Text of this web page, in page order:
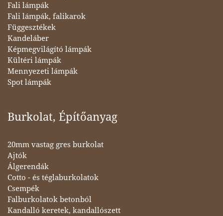
Fali lámpák
Fali lámpák, falikarok
Függesztékek
Kandeláber
Képmegvilágító lámpák
Kültéri lámpák
Mennyezeti lámpák
Spot lámpák
Burkolat, Építőanyag
20mm vastag gres burkolat
Ajtók
Álgerendák
Cotto - és téglaburkolatok
Csempék
Falburkolatok betonból
Kandalló keretek, kandallószett